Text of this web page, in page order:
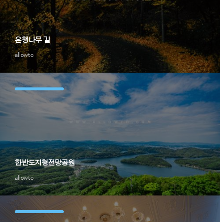
allowto
은행나무 길
allowto
한반도지형전망공원